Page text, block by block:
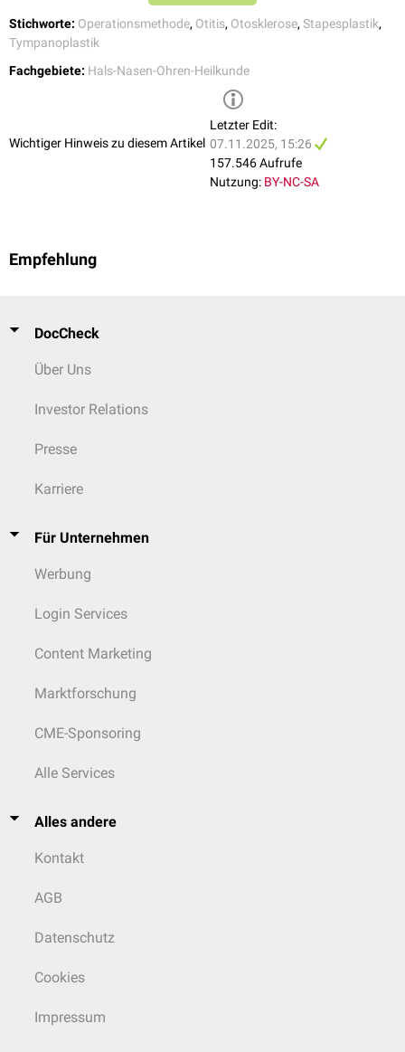
Stichworte: Operationsmethode, Otitis, Otosklerose, Stapesplastik,
Tympanoplastik
Fachgebiete: Hals-Nasen-Ohren-Heilkunde
Wichtiger Hinweis zu diesem Artikel
Letzter Edit:
07.11.2025, 15:26
157.546 Aufrufe
Nutzung: BY-NC-SA
Empfehlung
DocCheck
Über Uns
Investor Relations
Presse
Karriere
Für Unternehmen
Werbung
Login Services
Content Marketing
Marktforschung
CME-Sponsoring
Alle Services
Alles andere
Kontakt
AGB
Datenschutz
Cookies
Impressum